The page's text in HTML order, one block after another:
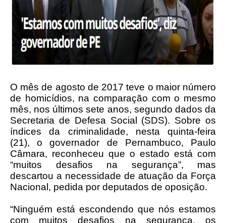
O mês de agosto de 2017 teve o maior número
de homicídios, na comparação com o mesmo
mês, nos últimos sete anos, segundo dados da
Secretaria de Defesa Social (SDS). Sobre os
índices da criminalidade, nesta quinta-feira
(21), o governador de Pernambuco, Paulo
Câmara, reconheceu que o estado está com
“muitos desafios na segurança”, mas
descartou a necessidade de atuação da Força
Nacional, pedida por deputados de oposição.
“Ninguém está escondendo que nós estamos
com muitos desafios na segurança, os